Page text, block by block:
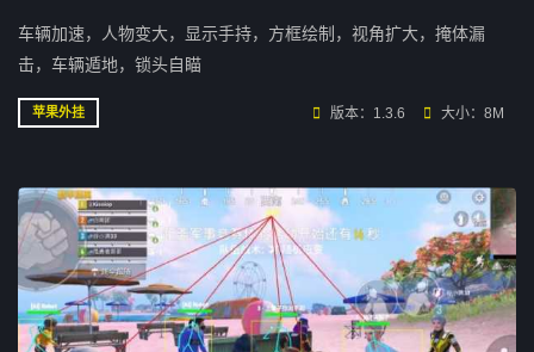
车辆加速，人物变大，显示手持，方框绘制，视角扩大，掩体漏
击，车辆遁地，锁头自瞄
苹果外挂 版本：1.3.6 大小：8M